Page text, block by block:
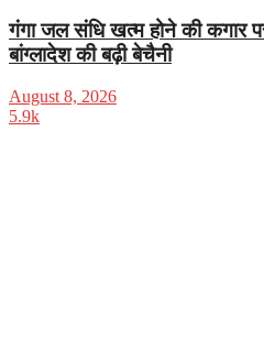
गंगा जल संधि खत्म होने की
बांग्लादेश की बढ़ी बेचैनी
August 8, 2026
5.9k